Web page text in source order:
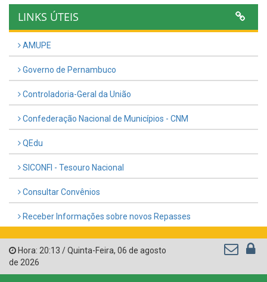
LINKS ÚTEIS
AMUPE
Governo de Pernambuco
Controladoria-Geral da União
Confederação Nacional de Municípios - CNM
QEdu
SICONFI - Tesouro Nacional
Consultar Convênios
Receber Informações sobre novos Repasses
Hora: 20:13 /Quinta-Feira 06 de agosto
de 2026